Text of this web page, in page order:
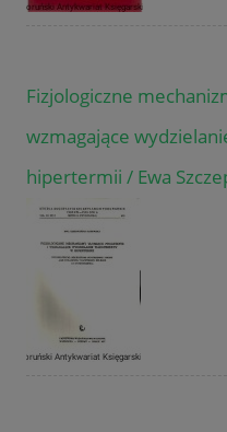
Fizjologiczne
wzmagające
hipertermii / Ewa